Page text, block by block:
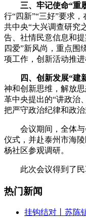
三、牢记使命“重
行“四新”“三好”要求
共中央“大兴调查研究
告、社情民意信息和
四爱”新风尚，重点围
项工作，创新活动推
四、创新发展“建
神和创新思维，解放
革中央提出的“讲政治
把严守政治纪律和政
会议期间，全体
仪式，并赴泰州市海
杨社区参观调研。
此次会议得到了
热门新闻
挂钩结对丨苏陈